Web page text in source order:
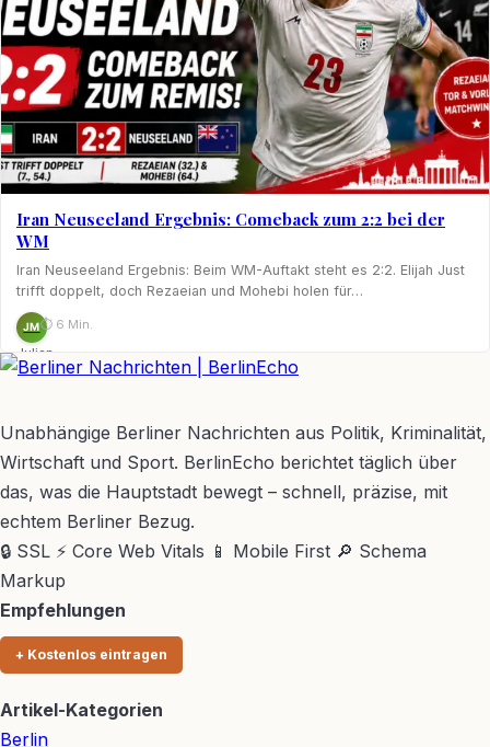
Iran Neuseeland Ergebnis: Comeback zum 2:2 bei der
WM
Iran Neuseeland Ergebnis: Beim WM-Auftakt steht es 2:2. Elijah Just
trifft doppelt, doch Rezaeian und Mohebi holen für…
JM
Julian
Möhring
⏱ 6 Min.
Unabhängige Berliner Nachrichten aus Politik, Kriminalität,
Wirtschaft und Sport. BerlinEcho berichtet täglich über
das, was die Hauptstadt bewegt – schnell, präzise, mit
echtem Berliner Bezug.
🔒 SSL ⚡ Core Web Vitals 📱 Mobile First 🔎 Schema
Markup
Empfehlungen
+ Kostenlos eintragen
Artikel-Kategorien
Berlin